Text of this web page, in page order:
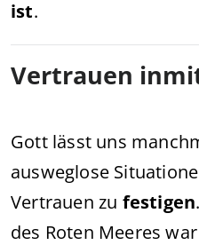
ist.
Vertrauen
Gott lässt uns
ausweglose
Vertrauen zu festigen
des Roten Meeres